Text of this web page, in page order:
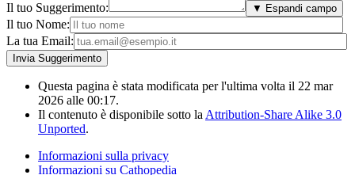
Il tuo Suggerimento: ▼ Espandi campo
Il tuo Nome:
La tua Email:
Questa pagina è stata modificata per l'ultima volta il 22 mar
2026 alle 00:17.
Il contenuto è disponibile sotto la Attribution-Share Alike 3.0
Unported.
Informazioni sulla privacy
Informazioni su Cathopedia